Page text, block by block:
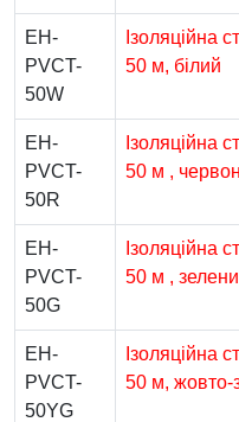
EH-
PVCT-
50W
Ізоляційна
50 м, білий
EH-
PVCT-
50R
Ізоляційна
50 м ,
EH-
PVCT-
50G
Ізоляційна
50 м ,
EH-
PVCT-
50YG
Ізоляційна
50 м, жовто-